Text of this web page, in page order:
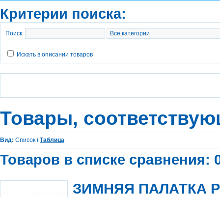
Критерии поиска:
Поиск:
Искать в описании товаров
Товары,
Вид: Список / Таблица
Товаров в списке сравнения:
ЗИМНЯЯ ПАЛАТКА